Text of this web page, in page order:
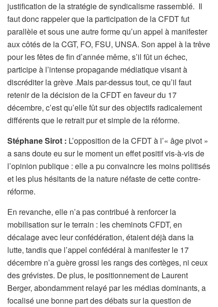
justification de la stratégie de syndicalisme rassemblé. Il
faut donc rappeler que la participation de la CFDT fut
parallèle et sous une autre forme qu’un appel à manifester
aux côtés de la CGT, FO, FSU, UNSA. Son appel à la trêve
pour les fêtes de fin d’année même, s’il fût un échec,
participe à l’intense propagande médiatique visant à
discréditer la grève .Mais par-dessus tout, ce qu’il faut
retenir de la décision de la CFDT en faveur du 17
décembre, c’est qu’elle fût sur des objectifs radicalement
différents que le retrait pur et simple de la réforme.
Stéphane Sirot : L’opposition de la CFDT à l’« âge pivot »
a sans doute eu sur le moment un effet positif vis-à-vis de
l’opinion publique : elle a pu convaincre les moins politisés
et les plus hésitants de la nature néfaste de cette contre-
réforme.
En revanche, elle n’a pas contribué à renforcer la
mobilisation sur le terrain : les cheminots CFDT, en
décalage avec leur confédération, étaient déjà dans la
lutte, tandis que l’appel confédéral à manifester le 17
décembre n’a guère grossi les rangs des cortèges, ni ceux
des grévistes. De plus, le positionnement de Laurent
Berger, abondamment relayé par les médias dominants, a
focalisé une bonne part des débats sur la question de